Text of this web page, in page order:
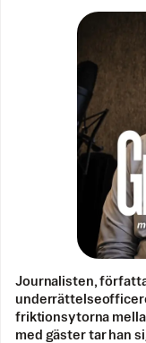
Journalisten,
friktionsytorna
med gäster tar han